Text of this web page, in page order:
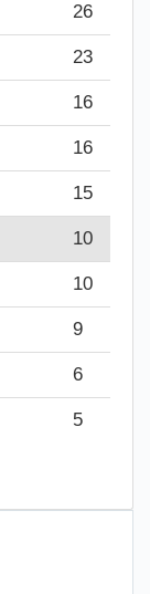
26
23
16
16
15
10
10
9
6
5